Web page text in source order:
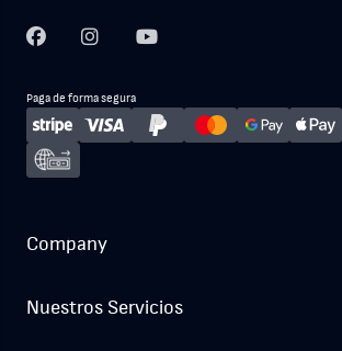
Paga de forma segura
Company
Nuestros Servicios